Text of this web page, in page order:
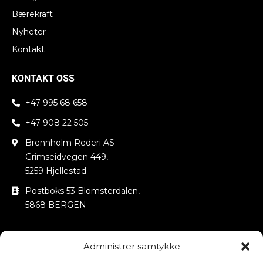
Administrer samtykke
Bærekraft
Nyheter
Kontakt
KONTAKT OSS
+47 995 68 658
+47 908 22 505
Brennholm Rederi AS
Grimseidvegen 449,
5259 Hjellestad
Postboks 53 Blomsterdalen,
5868 BERGEN